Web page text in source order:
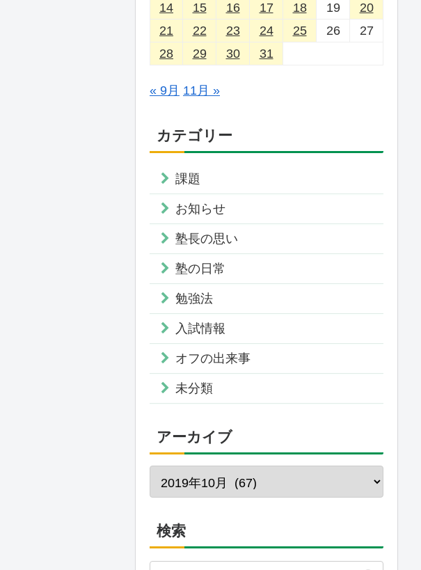
14
15 16 17 18 19
20
21
22 23 24 25 26
27
28
29 30 31
« 9月 11月 »
カテゴリー
課題
お知らせ
塾長の思い
塾の日常
勉強法
入試情報
オフの出来事
未分類
アーカイブ
検索